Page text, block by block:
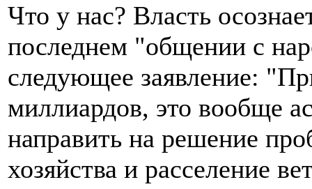
Что у нас? Власть
последнем "общении с
следующее заявление:
миллиардов, это вообще
направить на решение
хозяйства и расселение